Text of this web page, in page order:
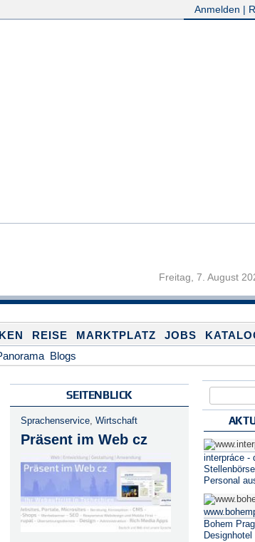
Anmelden |
Freitag, 7. August
REISE MARKTPLATZ JOBS
Blogs
SEITENBLICK
Sprachenservice, Wirtschaft
Präsent im Web cz
interpráce -
Personal
Bohem